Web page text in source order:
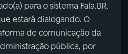
para o sistema Fala.BR,
estará dialogando. O
de comunicação da
pública, por